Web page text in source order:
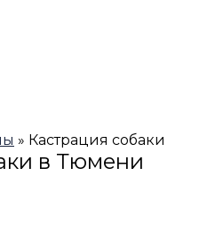
» Кастрация собаки
в Тюмени